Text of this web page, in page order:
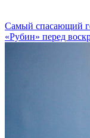
Самый спасающий
«Рубин» перед